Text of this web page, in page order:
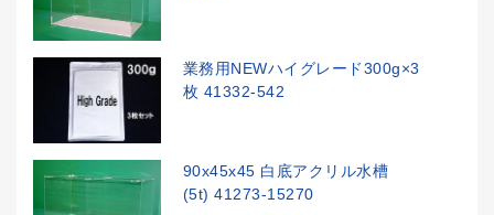
業務用NEWハイグレード300g×3
枚 41332-542
90x45x45 白底アクリル水槽
(5t) 41273-15270